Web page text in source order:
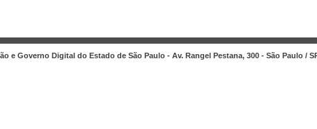
e Governo Digital do Estado de São Paulo - Av. Rangel Pestana, 300 - São Paulo /